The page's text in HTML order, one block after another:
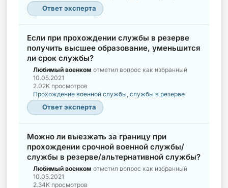
Ответ эксперта
Если при прохождении службы в резерве
получить высшее образование, уменьшится
ли срок службы?
Любимый военком отметил вопрос как избранный
10.05.2021
2.02K просмотров
Прохождение военной службы, службы в резерве
Ответ эксперта
Можно ли выезжать за границу при
прохождении срочной военной службы/
службы в резерве/альтернативной службы?
Любимый военком отметил вопрос как избранный
10.05.2021
2.34K просмотров